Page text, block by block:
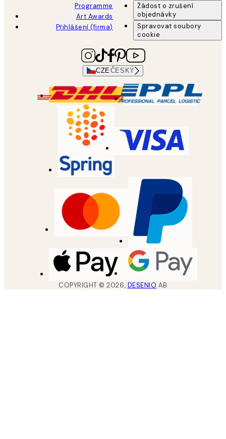
Programme
Art Awards
Přihlášení (firma)
Žádost o zrušení
objednávky
Spravovat soubory
cookie
CZEČESKÝ
COPYRIGHT ©2026, DESENIO AB